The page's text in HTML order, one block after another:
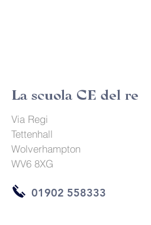
La scuola CE del re
Via Regi
Tettenhall
Wolverhampton
WV6 8XG
01902 558333